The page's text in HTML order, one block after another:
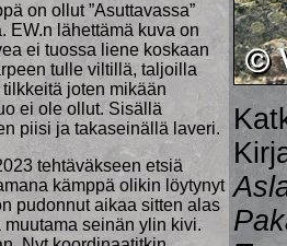
on ollut ”Asuttavassa”
EW.n lähettämä kuva on
ei tuossa liene koskaan
tulle viltillä, taljoilla
joten mikään
ei ole ollut. Sisällä
piisi ja takaseinällä laveri.
tehtäväkseen etsiä
kämppä olikin löytynyt
pudonnut aikaa sitten alas
seinän ylin kivi.